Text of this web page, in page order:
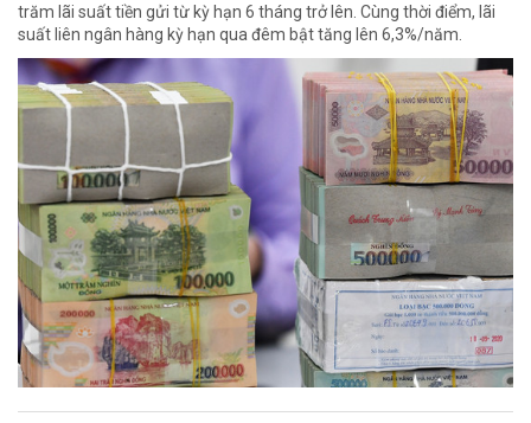
trăm lãi suất tiền gửi từ kỳ hạn 6 tháng trở lên. Cùng thời điểm, lãi
suất liên ngân hàng kỳ hạn qua đêm bật tăng lên 6,3%/năm.